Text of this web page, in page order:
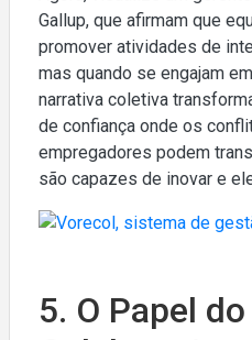
Gallup, que afirmam que
promover atividades de
mas quando se engajam
narrativa coletiva
de confiança onde os
empregadores podem
são capazes de inovar e
5. O Papel